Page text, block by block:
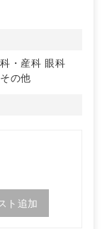
形外科・婦人
・心療内科ほ
しやすく、将来
す。詳細はお問
・産科 眼科
その他
ト追加